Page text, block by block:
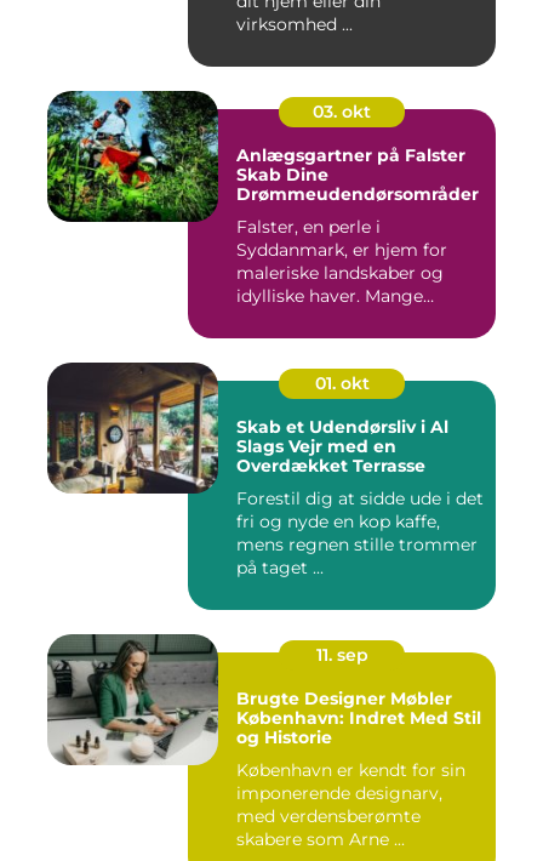
virksomhed ...
03. okt
Anlægsgartner på Falster
Skab Dine
Drømmeudendørsområder
Falster, en perle i
Syddanmark, er hjem for
maleriske landskaber og
idylliske haver. Mange
01. okt
Skab et Udendørsliv i Al
Slags Vejr med en
Overdækket Terrasse
Forestil dig at sidde ude i det
fri og nyde en kop kaffe,
mens regnen stille trommer
på taget ...
11. sep
Brugte Designer Møbler
København: Indret Med Stil
og Historie
København er kendt for sin
imponerende designarv,
med verdensberømte
skabere som Arne ...